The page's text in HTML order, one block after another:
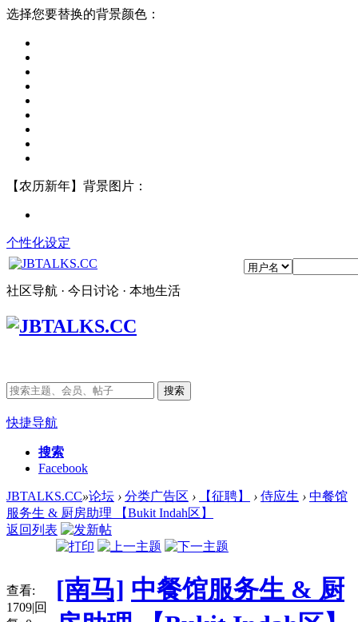
选择您要替换的背景颜色：
【农历新年】背景图片：
个性化设定
社区导航 · 今日讨论 · 本地生活
搜索
快捷导航
搜索
Facebook
JBTALKS.CC»论坛 › 分类广告区 › 【征聘】 › 侍应生 › 中餐馆
服务生 & 厨房助理 【Bukit Indah区】
返回列表
查看:
1709|回
[南马] 中餐馆服务生 & 厨